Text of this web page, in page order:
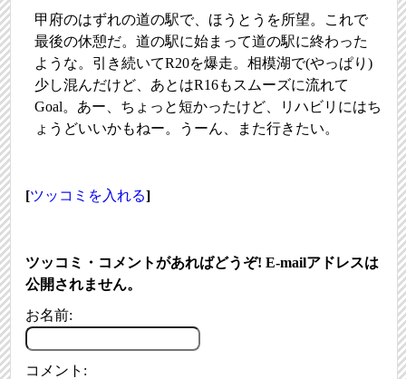
甲府のはずれの道の駅で、ほうとうを所望。これで
最後の休憩だ。道の駅に始まって道の駅に終わった
ような。引き続いてR20を爆走。相模湖で(やっぱり)
少し混んだけど、あとはR16もスムーズに流れて
Goal。あー、ちょっと短かったけど、リハビリにはち
ょうどいいかもねー。うーん、また行きたい。
[ツッコミを入れる]
ツッコミ・コメントがあればどうぞ! E-mailアドレスは
公開されません。
お名前:
コメント: